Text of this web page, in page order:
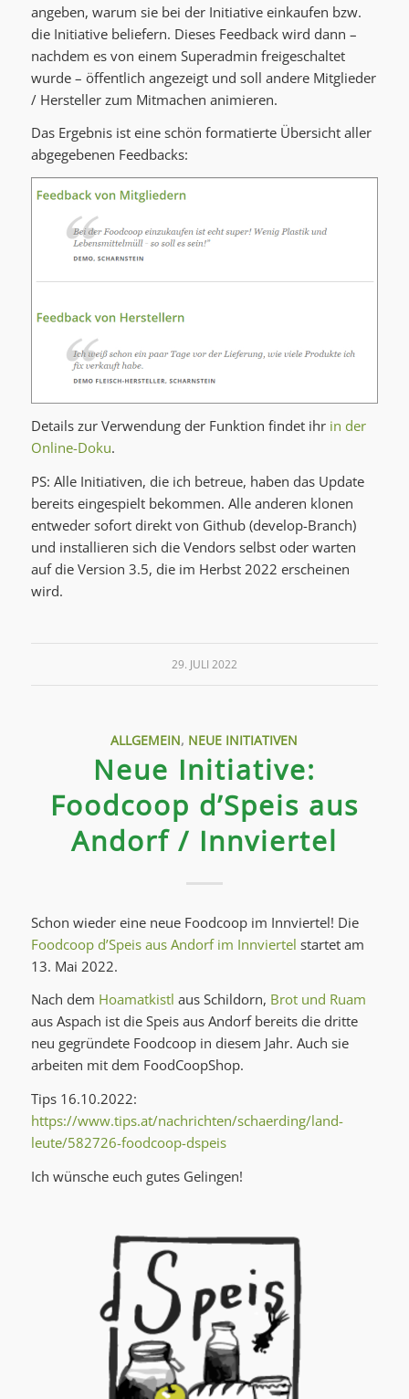
angeben, warum sie bei der Initiative einkaufen bzw.
die Initiative beliefern. Dieses Feedback wird dann –
nachdem es von einem Superadmin freigeschaltet
wurde – öffentlich angezeigt und soll andere Mitglieder
/ Hersteller zum Mitmachen animieren.
Das Ergebnis ist eine schön formatierte Übersicht aller
abgegebenen Feedbacks:
Details zur Verwendung der Funktion findet ihr in der
Online-Doku.
PS: Alle Initiativen, die ich betreue, haben das Update
bereits eingespielt bekommen. Alle anderen klonen
entweder sofort direkt von Github (develop-Branch)
und installieren sich die Vendors selbst oder warten
auf die Version 3.5, die im Herbst 2022 erscheinen
wird.
29. JULI 2022
ALLGEMEIN, NEUE INITIATIVEN
Neue Initiative:
Foodcoop d’Speis aus
Andorf / Innviertel
Schon wieder eine neue Foodcoop im Innviertel! Die
Foodcoop d’Speis aus Andorf im Innviertel startet am
13. Mai 2022.
Nach dem Hoamatkistl aus Schildorn, Brot und Ruam
aus Aspach ist die Speis aus Andorf bereits die dritte
neu gegründete Foodcoop in diesem Jahr. Auch sie
arbeiten mit dem FoodCoopShop.
Tips 16.10.2022:
https://www.tips.at/nachrichten/schaerding/land-
leute/582726-foodcoop-dspeis
Ich wünsche euch gutes Gelingen!